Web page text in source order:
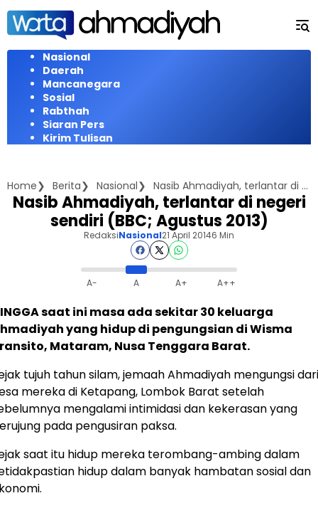
Langsung
konten
Nasional
Daerah
Mancanegara
Sosial
Rabthah
Siaran Pers
Kirim Tulisan
Home Berita Nasional Nasib Ahmadiyah, terlantar di negeri sendiri (BBC; Agustus 2013)
Nasib Ahmadiyah, terlantar di negeri
sendiri (BBC; Agustus 2013)
RedaksiNasional21 April 20146 Min
A- A A+ A++
saat ini masa ada sekitar 30 keluarga
yang hidup di pengungsian di Wisma
Mataram, Nusa Tenggara Barat.
tujuh tahun silam, jemaah Ahmadiyah mengungsi dari
mereka di Ketapang, Lombok Barat setelah
mengalami intimidasi dan kekerasan yang
pada pengusiran paksa.
saat itu hidup mereka terombang-ambing dalam
hidup dalam banyak hambatan sosial dan